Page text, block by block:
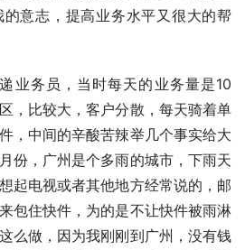
意志，提高业务水平又很大的帮
务员，当时每天的业务量是10
，比较大，客户分散，每天骑着单
，中间的辛酸苦辣举几个事实给大
份，广州是个多雨的城市，下雨天
起电视或者其他地方经常说的，邮
包住快件，为的是不让快件被雨淋
么做，因为我刚刚到广州，没有钱